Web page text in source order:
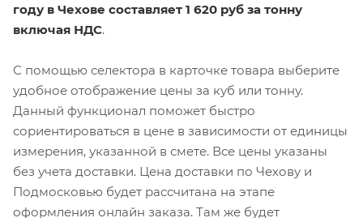
году в Чехове составляет 1 620 руб за тонну
включая НДС.
С помощью селектора в карточке товара выберите
удобное отображение цены за куб или тонну.
Данный функционал поможет быстро
сориентироваться в цене в зависимости от единицы
измерения, указанной в смете. Все цены указаны
без учета доставки. Цена доставки по Чехову и
Подмосковью будет рассчитана на этапе
оформления онлайн заказа. Там же будет